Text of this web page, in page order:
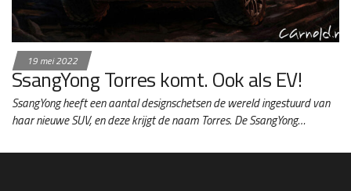
19 mei 2022
SsangYong Torres komt. Ook als EV!
SsangYong heeft een aantal designschetsen de wereld ingestuurd van
haar nieuwe SUV, en deze krijgt de naam Torres. De SsangYong…